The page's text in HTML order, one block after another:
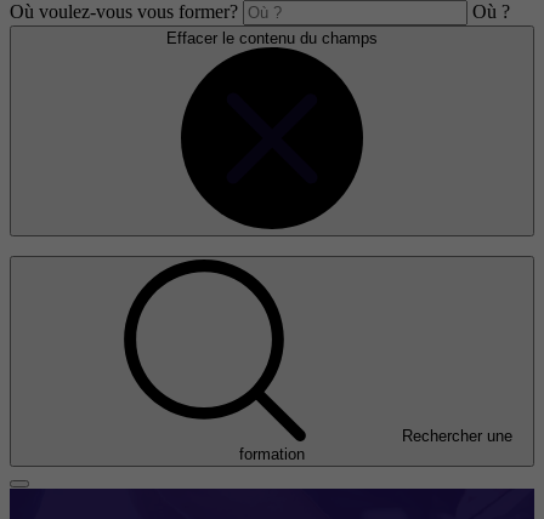
Où voulez-vous vous former? Où ?
Effacer le contenu du champs
Rechercher une
formation